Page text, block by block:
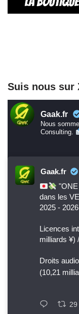
Suis nous sur
Gaak.fr
Nous
Consulting.
Gaak.fr
dans les
2025 -
Licences
milliards ¥) /
Droits
(10,21
29